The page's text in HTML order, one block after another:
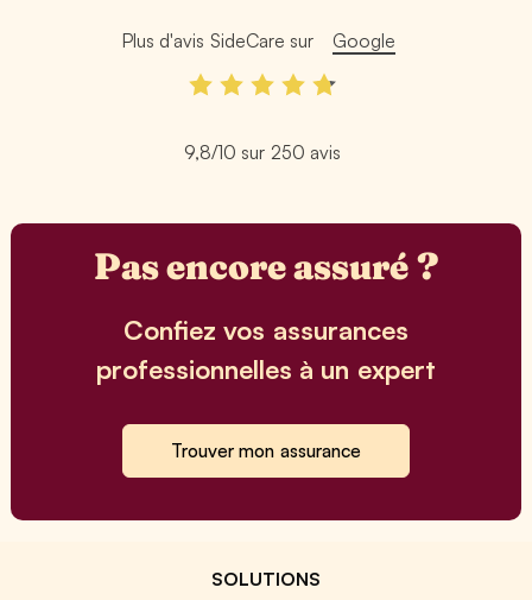
Plus d'avis SideCare sur Google
9,8/10 sur 250 avis
Pas encore assuré ?
Confiez vos assurances
professionnelles à un expert
Trouver mon assurance
SOLUTIONS